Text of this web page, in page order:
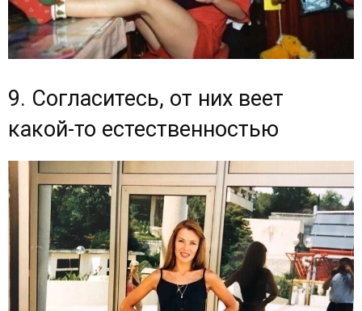
9. Согласитесь, от них веет
какой-то естественностью